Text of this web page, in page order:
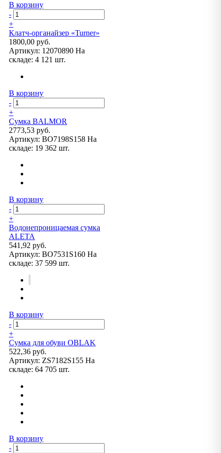
В корзину
-
+
Клатч-органайзер «Turner»
1800,00 руб.
Артикул: 12070890 На
складе: 4 121 шт.
В корзину
-
+
Сумка BALMOR
2773,53 руб.
Артикул: BO7198S158 На
складе: 19 362 шт.
В корзину
-
+
Водонепроницаемая сумка
ALETA
541,92 руб.
Артикул: BO7531S160 На
складе: 37 599 шт.
В корзину
-
+
Сумка для обуви OBLAK
522,36 руб.
Артикул: ZS7182S155 На
складе: 64 705 шт.
В корзину
-